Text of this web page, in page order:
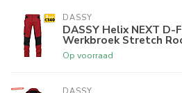
DASSY
DASSY Helix NEXT D-
Werkbroek Stretch
Op voorraad